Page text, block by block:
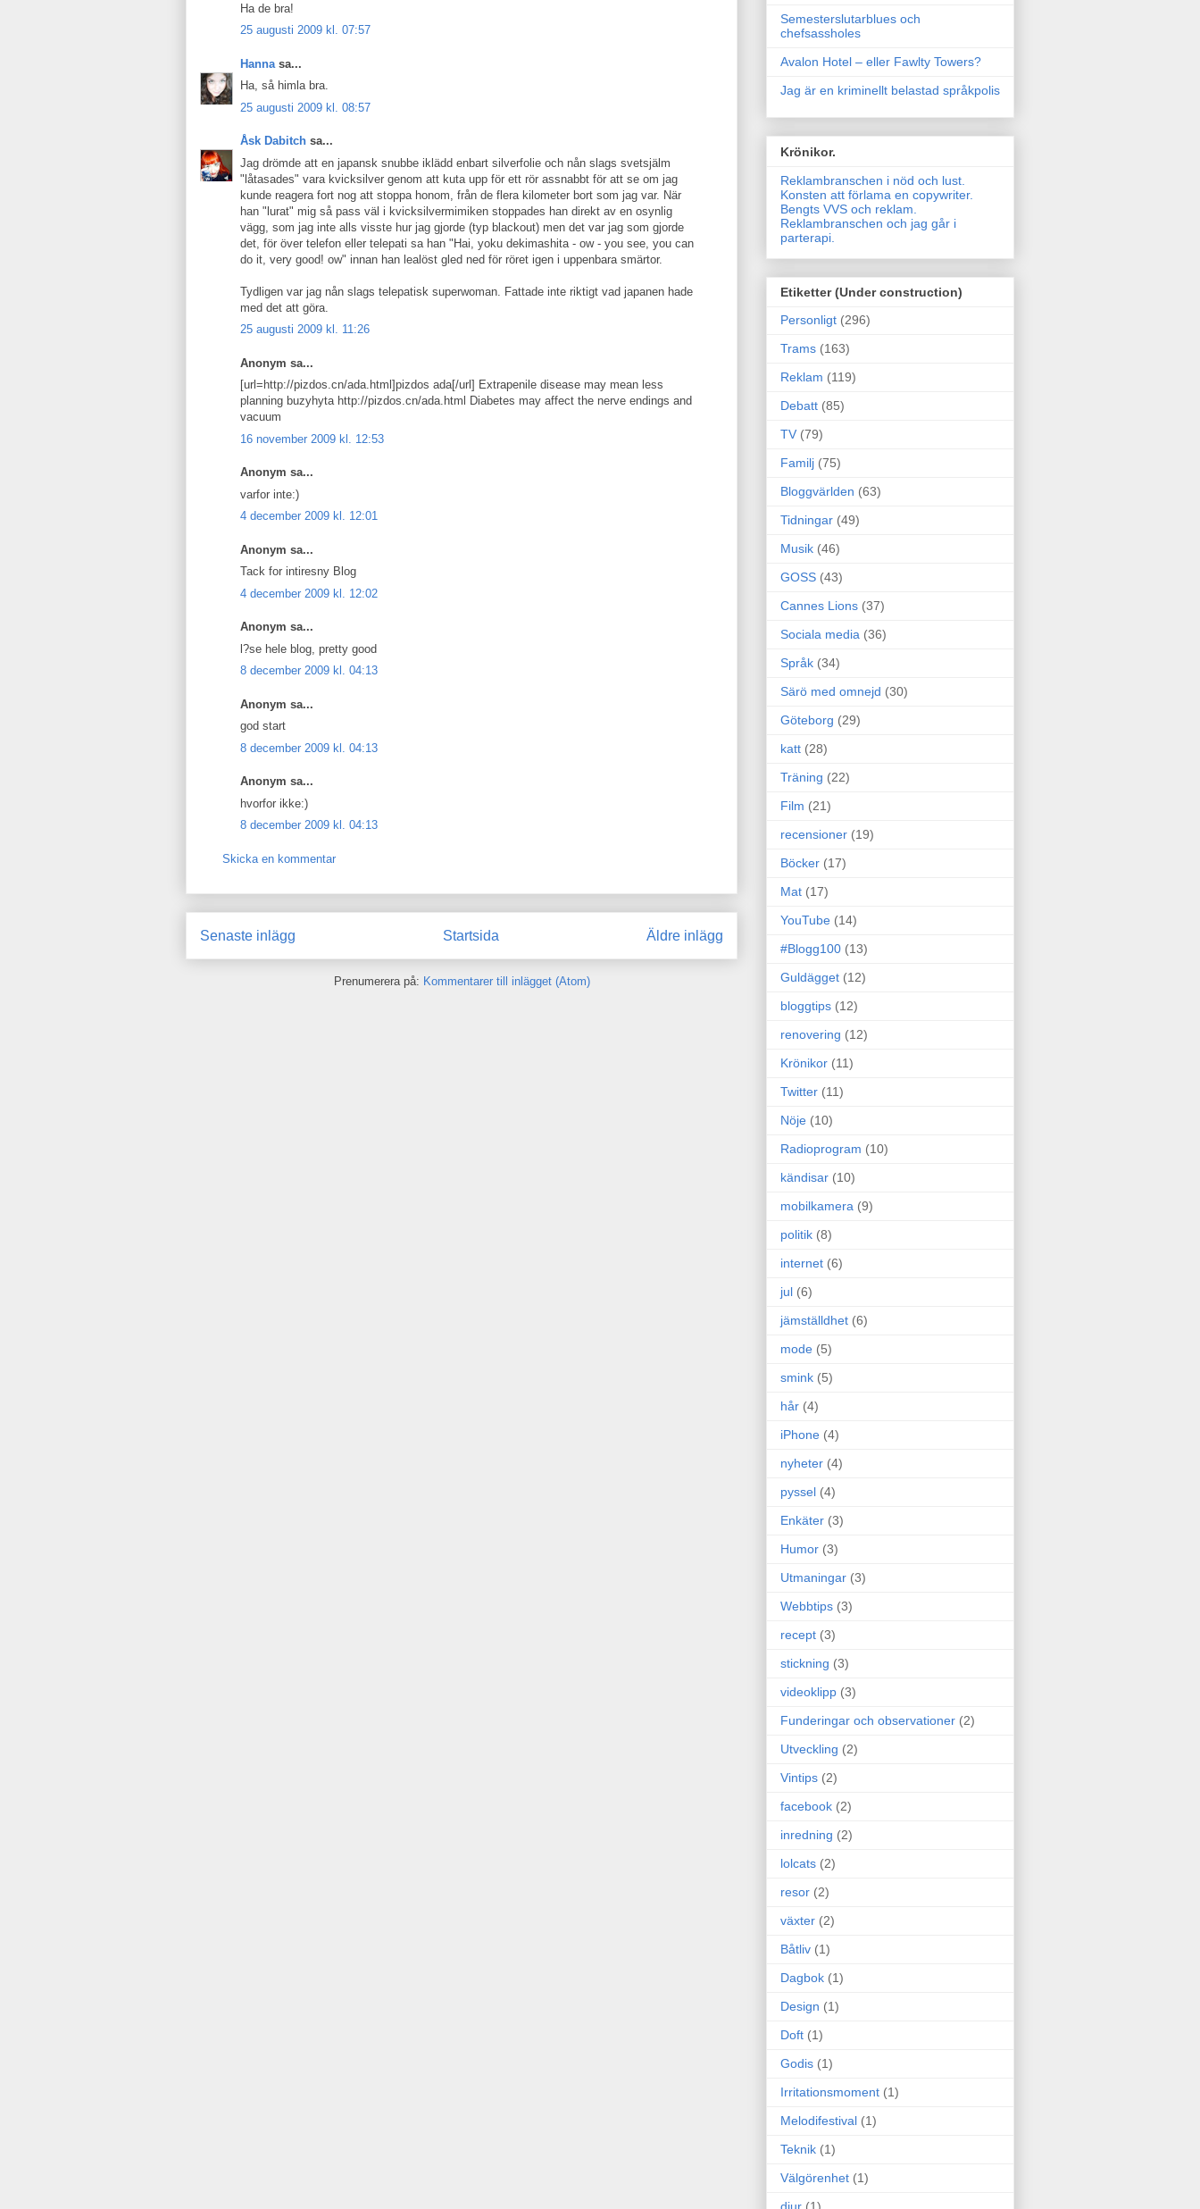
Ha de bra!
25 augusti 2009 kl. 07:57
Hanna sa...
Ha, så himla bra.
25 augusti 2009 kl. 08:57
Åsk Dabitch sa...
Jag drömde att en japansk snubbe iklädd enbart silverfolie och nån slags svetsjälm
"låtasades" vara kvicksilver genom att kuta upp för ett rör assnabbt för att se om jag
kunde reagera fort nog att stoppa honom, från de flera kilometer bort som jag var. När
han "lurat" mig så pass väl i kvicksilvermimiken stoppades han direkt av en osynlig
vägg, som jag inte alls visste hur jag gjorde (typ blackout) men det var jag som gjorde
det, för över telefon eller telepati sa han "Hai, yoku dekimashita - ow - you see, you can
do it, very good! ow" innan han lealöst gled ned för röret igen i uppenbara smärtor.
Tydligen var jag nån slags telepatisk superwoman. Fattade inte riktigt vad japanen hade
med det att göra.
25 augusti 2009 kl. 11:26
Anonym sa...
[url=http://pizdos.cn/ada.html]pizdos ada[/url] Extrapenile disease may mean less
planning buzyhyta http://pizdos.cn/ada.html Diabetes may affect the nerve endings and
vacuum
16 november 2009 kl. 12:53
Anonym sa...
varfor inte:)
4 december 2009 kl. 12:01
Anonym sa...
Tack for intiresny Blog
4 december 2009 kl. 12:02
Anonym sa...
l?se hele blog, pretty good
8 december 2009 kl. 04:13
Anonym sa...
god start
8 december 2009 kl. 04:13
Anonym sa...
hvorfor ikke:)
8 december 2009 kl. 04:13
Skicka en kommentar
Senaste inlägg Äldre inlägg
Startsida
Prenumerera på: Kommentarer till inlägget (Atom)
Semesterslutarblues och
chefsassholes
Avalon Hotel – eller Fawlty Towers?
Jag är en kriminellt belastad språkpolis
Krönikor.
Reklambranschen i nöd och lust.
Konsten att förlama en copywriter.
Bengts VVS och reklam.
Reklambranschen och jag går i
parterapi.
Etiketter (Under construction)
Personligt (296)
Trams (163)
Reklam (119)
Debatt (85)
TV (79)
Familj (75)
Bloggvärlden (63)
Tidningar (49)
Musik (46)
GOSS (43)
Cannes Lions (37)
Sociala media (36)
Språk (34)
Särö med omnejd (30)
Göteborg (29)
katt (28)
Träning (22)
Film (21)
recensioner (19)
Böcker (17)
Mat (17)
YouTube (14)
#Blogg100 (13)
Guldägget (12)
bloggtips (12)
renovering (12)
Krönikor (11)
Twitter (11)
Nöje (10)
Radioprogram (10)
kändisar (10)
mobilkamera (9)
politik (8)
internet (6)
jul (6)
jämställdhet (6)
mode (5)
smink (5)
hår (4)
iPhone (4)
nyheter (4)
pyssel (4)
Enkäter (3)
Humor (3)
Utmaningar (3)
Webbtips (3)
recept (3)
stickning (3)
videoklipp (3)
Funderingar och observationer (2)
Utveckling (2)
Vintips (2)
facebook (2)
inredning (2)
lolcats (2)
resor (2)
växter (2)
Båtliv (1)
Dagbok (1)
Design (1)
Doft (1)
Godis (1)
Irritationsmoment (1)
Melodifestival (1)
Teknik (1)
Välgörenhet (1)